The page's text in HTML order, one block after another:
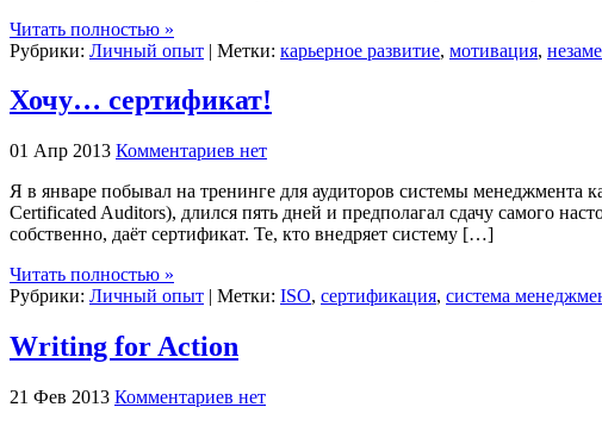
Читать полностью »
Рубрики: Личный опыт | Метки: карьерное развитие, мотивация,
Хочу… сертификат!
01 Апр 2013 Комментариев нет
Я в январе побывал на тренинге для аудиторов системы менеджмента
Certificated Auditors), длился пять дней и предполагал сдачу самого
собственно, даёт сертификат. Те, кто внедряет систему […]
Читать полностью »
Рубрики: Личный опыт | Метки: ISO, сертификация, система
Writing for Action
21 Фев 2013 Комментариев нет